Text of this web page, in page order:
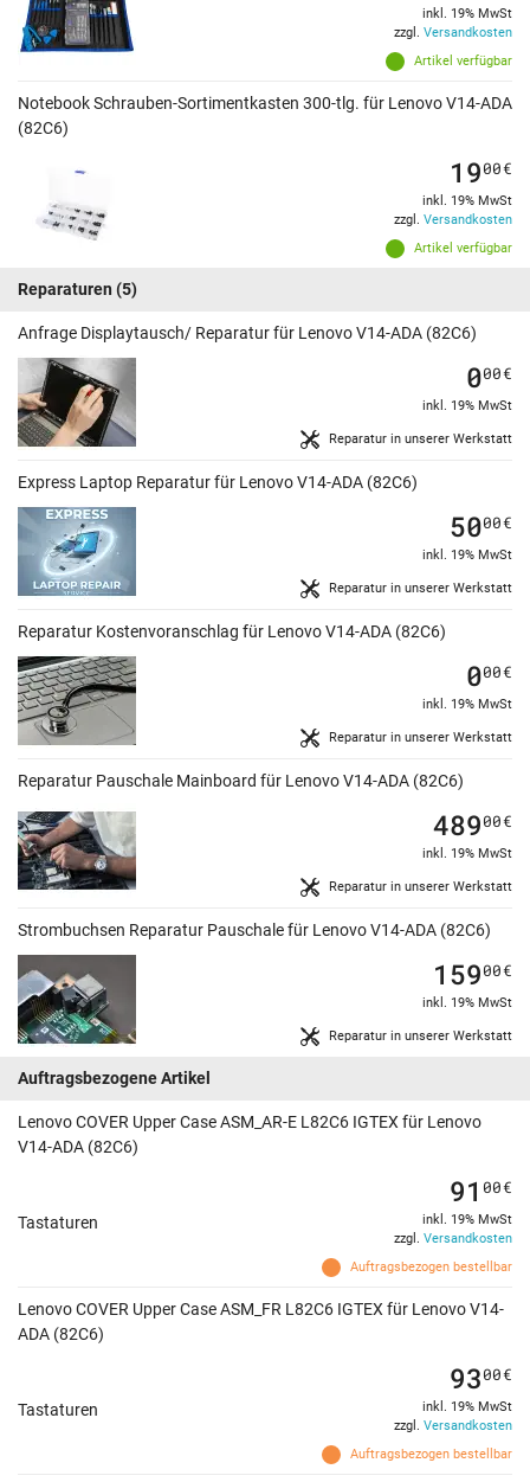
Artikel verfügbar
inkl. 19% MwSt
zzgl. Versandkosten
Notebook Schrauben-Sortimentkasten 300-tlg. für Lenovo V14-ADA
(82C6)
Artikel verfügbar
1900€
inkl. 19% MwSt
zzgl. Versandkosten
Reparaturen (5)
Anfrage Displaytausch/ Reparatur für Lenovo V14-ADA (82C6)
Reparatur in unserer Werkstatt
000€
inkl. 19% MwSt
Express Laptop Reparatur für Lenovo V14-ADA (82C6)
Reparatur in unserer Werkstatt
5000€
inkl. 19% MwSt
Reparatur Kostenvoranschlag für Lenovo V14-ADA (82C6)
Reparatur in unserer Werkstatt
000€
inkl. 19% MwSt
Reparatur Pauschale Mainboard für Lenovo V14-ADA (82C6)
Reparatur in unserer Werkstatt
48900€
inkl. 19% MwSt
Strombuchsen Reparatur Pauschale für Lenovo V14-ADA (82C6)
Reparatur in unserer Werkstatt
15900€
inkl. 19% MwSt
Auftragsbezogene Artikel
Lenovo COVER Upper Case ASM_AR-E L82C6 IGTEX für Lenovo
V14-ADA (82C6)
Tastaturen
Auftragsbezogen bestellbar
91 00€
inkl. 19% MwSt
zzgl. Versandkosten
Lenovo COVER Upper Case ASM_FR L82C6 IGTEX für Lenovo V14-
ADA (82C6)
Tastaturen
Auftragsbezogen bestellbar
9300€
inkl. 19% MwSt
zzgl. Versandkosten